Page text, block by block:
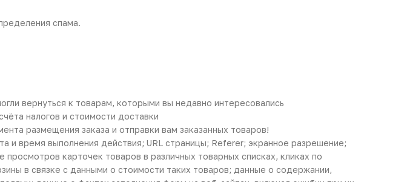
спама.
вернуться к товарам, которыми вы недавно интересовались
налогов и стоимости доставки
размещения заказа и отправки вам заказанных товаров!
и время выполнения действия; URL страницы; Referer; экранное разрешение;
карточек товаров в различных товарных списках, кликах по
в связке с данными о стоимости таких товаров; данные о содержании,